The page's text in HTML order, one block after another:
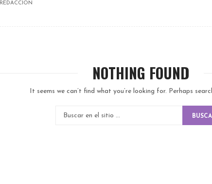
REDACCION
NOTHING FOUND
It seems we can’t find what you’re looking for. Perhaps